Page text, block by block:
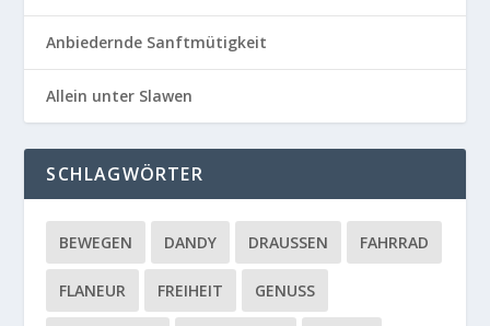
Anbiedernde Sanftmütigkeit
Allein unter Slawen
SCHLAGWÖRTER
BEWEGEN DANDY DRAUSSEN FAHRRAD
FLANEUR FREIHEIT GENUSS